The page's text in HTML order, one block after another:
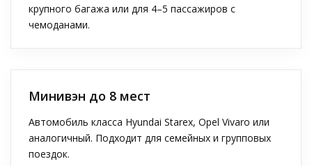
крупного багажа или для 4–5 пассажиров с
чемоданами.
Минивэн до 8 мест
Автомобиль класса Hyundai Starex, Opel Vivaro или
аналогичный. Подходит для семейных и групповых
поездок.